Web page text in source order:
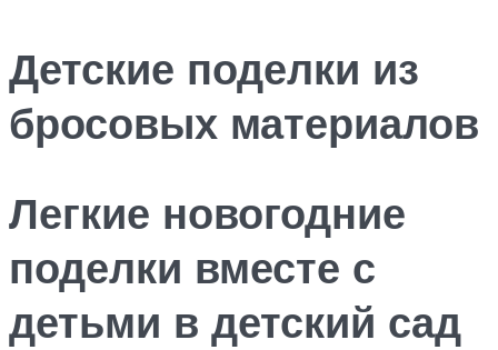
Детские поделки из
бросовых материалов
Легкие новогодние
поделки вместе с
детьми в детский сад